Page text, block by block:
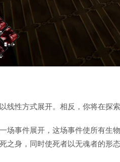
线性方式展开。相反，你将在探
场事件展开，这场事件使所有生
之身，同时使死者以无魂者的形态